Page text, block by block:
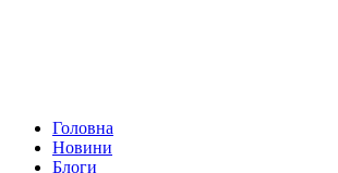
Головна
Новини
Блоги